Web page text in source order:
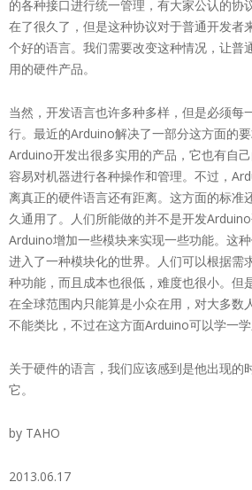
的各种接口进行统一管理，有大家公认的协
在了很久了，但是这种协议对于普通开发者
个好的语言。我们需要改变这种情况，让普
用的硬件产品。
当然，开发语言也许多种多样，但是必须每
行。最近的Arduino解决了一部分这方面的
Arduino开发出很多实用的产品，它也有自
容易对机器进行各种操作和管理。不过，
离真正的硬件语言还有距离。这方面的标准
久通用了。人们所能做的并不是开发
Arduino增加一些模块来实现一些功能。这
进入了一种模块化的世界。人们可以根据需
种功能，而且成本也很低，难度也很小。但
在全球范围内只能算是小众在用，对大多数
不能类比，不过在这方面Arduino可以学一学
关于硬件的语言，我们应该感到是他出现的
它。
by TAHO
2013.06.17